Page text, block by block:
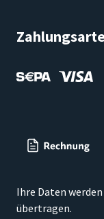
Ihre Daten
übertragen.